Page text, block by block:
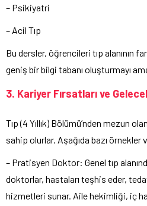
– Psikiyatri
– Acil Tıp
Bu dersler, öğrencileri tıp alanının
geniş bir bilgi tabanı oluşturmayı
3. Kariyer Fırsatları ve
Tıp (4 Yıllık) Bölümü’nden mezun
sahip olurlar. Aşağıda bazı
– Pratisyen Doktor: Genel tıp
doktorlar, hastaları teşhis eder,
hizmetleri sunar. Aile hekimliği, iç